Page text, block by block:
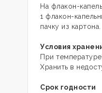
На флакон-
1 флакон-
пачку из картона.
Условия
При
Хранить в
Срок годности